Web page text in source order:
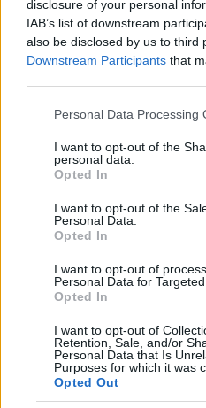
disclosure of your personal
IAB’s list of downstream
also be disclosed by us to third
Downstream Participants that
Please note that this website/
not limited to your visit or
grant or deny consent to
use your data for below
consent section.
Personal Data Processing
I want to opt-out of the
personal data.
Opted In
I want to opt-out of the
Personal Data.
Opted In
I want to opt-out of
Personal Data for Targeted
Opted In
I want to opt-out of
Retention, Sale, and/or
Personal Data that Is
Purposes for which it was
Opted Out
Nikolaos
Η Αμερική έχει πλέον χαώδη
δεκαετιών συνεπέστατης
χρηματοδότησης της έρευνας σε
Η προσπάθεια της Κίνας είναι
ένα συντριπτικό ποσοστό της
κινητήρες δίνει στις ΗΠΑ ένα
άλματα. Και, κακά τα ψέματα, η
μηχανολογία είναι πιο βαρύ
Reply